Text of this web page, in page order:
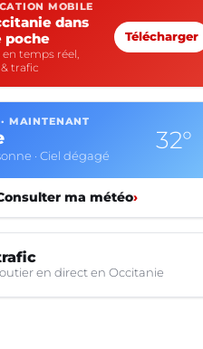
MOBILE
dans
poche
en temps réel,
trafic
Télécharger
MAINTENANT
· Ciel dégagé
32°
ma météo›
en direct en Occitanie